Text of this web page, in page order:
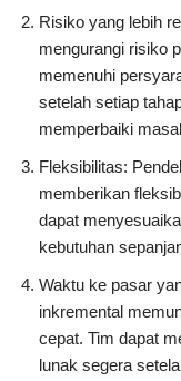
Risiko yang lebih
mengurangi risiko
memenuhi
setelah setiap
memperbaiki
Fleksibilitas:
memberikan
dapat
kebutuhan
Waktu ke pasar
inkremental
cepat. Tim dapat
lunak segera